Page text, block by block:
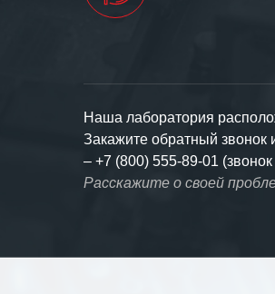
Наша лаборатория
Закажите обратный
– +7 (800) 555-89-01
Расскажите о своей